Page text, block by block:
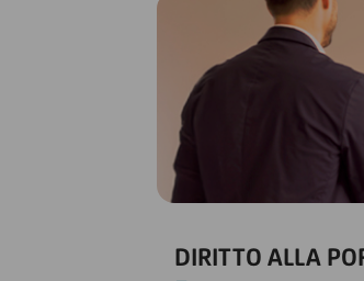
DIRITTO ALLA